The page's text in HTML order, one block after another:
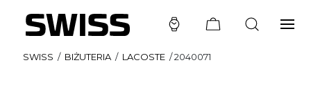
SWISS / BIŻUTERIA / LACOSTE /2040071